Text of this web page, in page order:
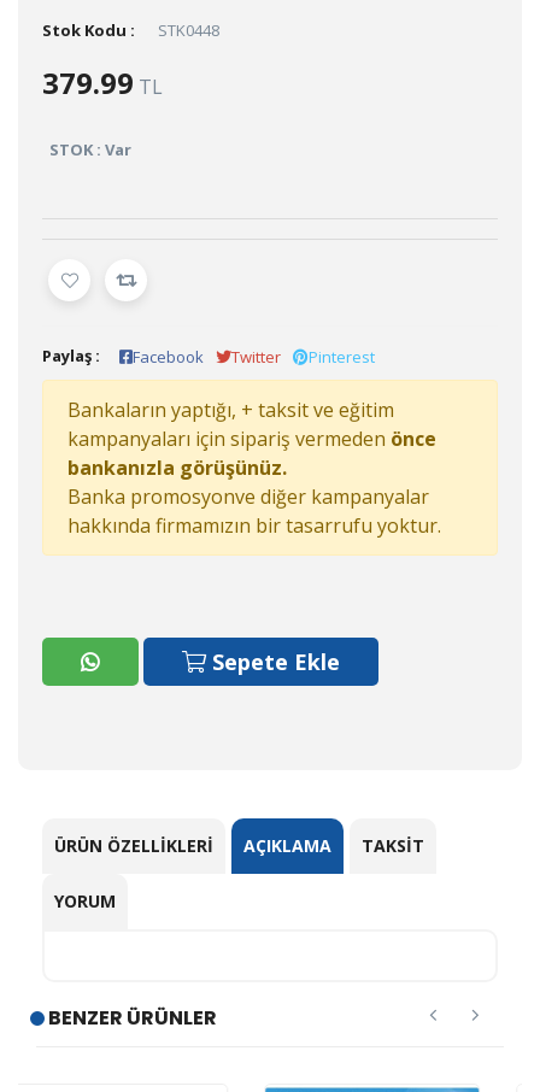
Stok Kodu : STK0448
379.99 TL
STOK : Var
Paylaş : Facebook Twitter Pinterest
Bankaların yaptığı, + taksit ve eğitim
kampanyaları için sipariş vermeden önce
bankanızla görüşünüz.
Banka promosyonve diğer kampanyalar
hakkında firmamızın bir tasarrufu yoktur.
Sepete Ekle
ÜRÜN ÖZELLIKLERI AÇIKLAMA TAKSIT
YORUM
BENZER ÜRÜNLER